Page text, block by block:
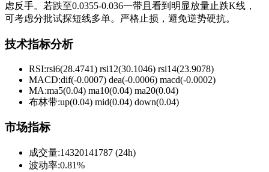
虑反手。若跌至0.0355-0.036一带且看到明显放量止跌K线，
可考虑分批试探短线多单。严格止损，避免逆势硬抗。
技术指标分析
RSI:rsi6(28.4741) rsi12(30.1046) rsi14(23.9078)
MACD:dif(-0.0007) dea(-0.0006) macd(-0.0002)
MA:ma5(0.04) ma10(0.04) ma20(0.04)
布林带:up(0.04) mid(0.04) down(0.04)
市场指标
成交量:14320141787 (24h)
波动率:0.81%